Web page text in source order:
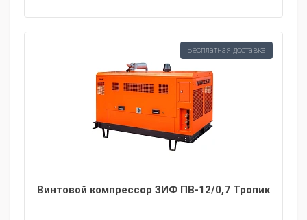
Винтовой компрессор ЗИФ ПВ-12/0,7 Тропик
Бесплатная доставка